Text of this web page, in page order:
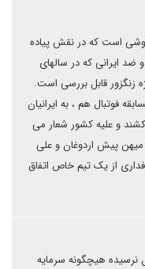
است که در نقش پیاده
ضد ایرانی که در سالهای
زنگزور قابل بررسی است.
فوتبال هم ، به ایرانیان
و علیه کشور شعار می
پیش اردوغان و علی
از یک تیم خاص اتفاق
هیچگونه سرمایه